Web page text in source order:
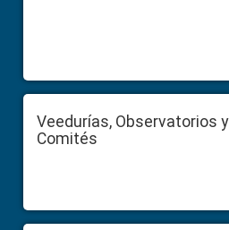
Veedurías, Observatorios y
Comités